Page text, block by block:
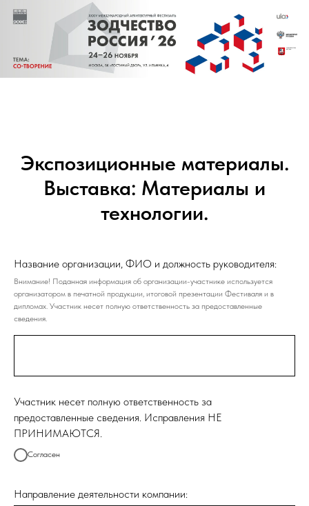
Экспозиционные материалы.
Выставка: Материалы и
технологии.
Название организации, ФИО и должность руководителя:
Внимание! Поданная информация об организации-участнике используется
организатором в печатной продукции, итоговой презентации Фестиваля и в
дипломах. Участник несет полную ответственность за предоставленные
сведения.
Участник несет полную ответственность за
предоставленные сведения. Исправления НЕ
ПРИНИМАЮТСЯ.
Согласен
Направление деятельности компании: